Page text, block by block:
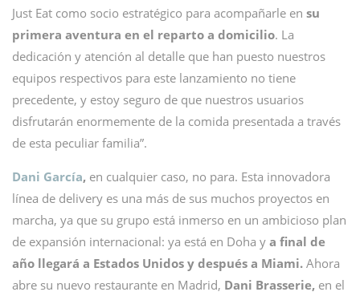
Just Eat como socio estratégico para acompañarle en su
primera aventura en el reparto a domicilio. La
dedicación y atención al detalle que han puesto nuestros
equipos respectivos para este lanzamiento no tiene
precedente, y estoy seguro de que nuestros usuarios
disfrutarán enormemente de la comida presentada a través
de esta peculiar familia”.
Dani García, en cualquier caso, no para. Esta innovadora
línea de delivery es una más de sus muchos proyectos en
marcha, ya que su grupo está inmerso en un ambicioso plan
de expansión internacional: ya está en Doha y a final de
año llegará a Estados Unidos y después a Miami. Ahora
abre su nuevo restaurante en Madrid, Dani Brasserie, en el